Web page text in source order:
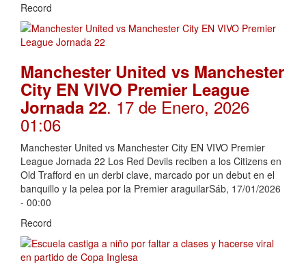
Record
Manchester United vs Manchester
City EN VIVO Premier League
Jornada 22. 17 de Enero, 2026
01:06
Manchester United vs Manchester City EN VIVO Premier
League Jornada 22 Los Red Devils reciben a los Citizens en
Old Trafford en un derbi clave, marcado por un debut en el
banquillo y la pelea por la Premier araguilarSáb, 17/01/2026
- 00:00
Record